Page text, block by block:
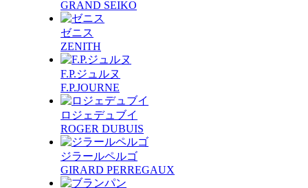
GRAND SEIKO
ゼニス
ZENITH
F.P.ジュルヌ
F.P.JOURNE
ロジェデュブイ
ROGER DUBUIS
ジラールペルゴ
GIRARD PERREGAUX